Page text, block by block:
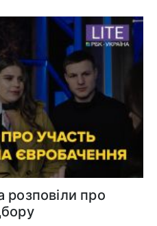
розповіли про